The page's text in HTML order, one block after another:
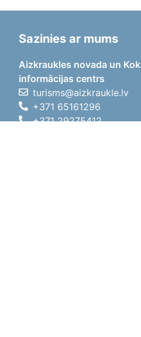
Sazinies ar mums
Aizkraukles novada un
informācijas centrs
turisms@aizkraukle.lv
+371 65161296
+371 29275412